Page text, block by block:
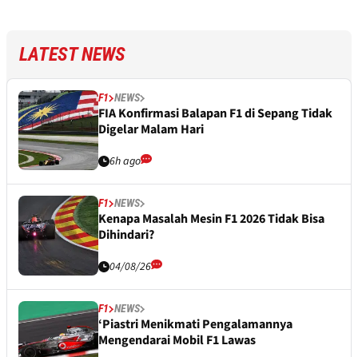
LATEST NEWS
F1 NEWS
FIA Konfirmasi Balapan F1 di Sepang Tidak
Digelar Malam Hari
6h ago
F1 NEWS
Kenapa Masalah Mesin F1 2026 Tidak Bisa
Dihindari?
04/08/26
F1 NEWS
‘Piastri Menikmati Pengalamannya
Mengendarai Mobil F1 Lawas